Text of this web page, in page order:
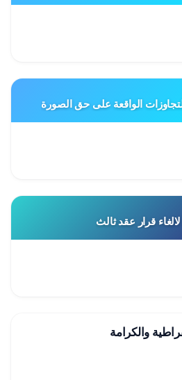
الواقعة على حق الصورة
قرار عقد ثالث
والكرامة